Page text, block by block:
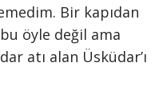
Bir kapıdan
öyle değil ama
atı alan Üsküdar’ı